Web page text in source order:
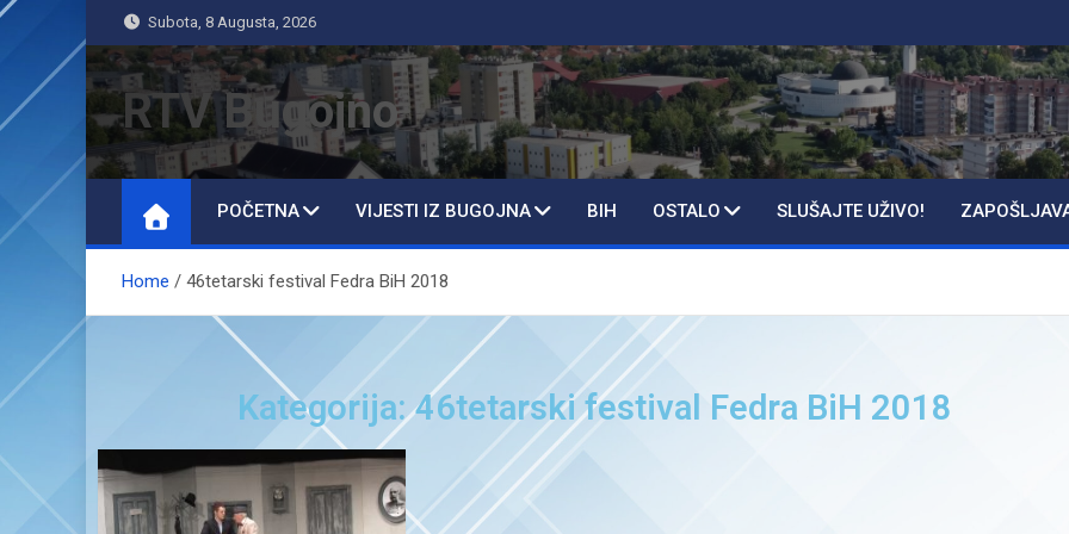
Subota, 8 Augusta, 2026
RTV Bugojno
POČETNA VIJESTI IZ BUGOJNA BIH OSTALO SLUŠAJTE UŽIVO!
Home 46tetarski festival Fedra BiH 2018
Kategorija: 46tetarski festival Fedra BiH 2018